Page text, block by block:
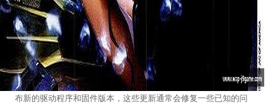
BIOS芯片的非易失性存储器中。
J9国际官网
2. 为什么需要升级BIOS
升级BIOS是为了解决一些硬件兼容性问题、提升系统稳定性
和安全性等方面的需求。随着科技的发展，硬件制造商会不断发
布新的驱动程序和固件版本，这些更新通常会修复一些已知的问